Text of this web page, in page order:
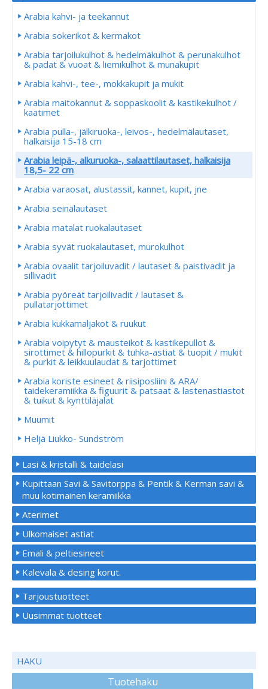
Arabia kahvi- ja teekannut
Arabia sokerikot & kermakot
Arabia tarjoilukulhot & hedelmäkulhot & perunakulhot
& padat & vuoat & liemikulhot & munakupit
Arabia kahvi-, tee-, mokkakupit ja mukit
Arabia maitokannut & soppaskoolit & kastikekulhot /
kaatimet
Arabia pulla-, jälkiruoka-, leivos-, hedelmälautaset,
halkaisija 15-18 cm
Arabia leipä-, alkuruoka-, salaattilautaset, halkaisija
18,5- 22 cm
Arabia varaosat, alustassit, kannet, kupit, jne
Arabia seinälautaset
Arabia matalat ruokalautaset
Arabia syvät ruokalautaset, murokulhot
Arabia ovaalit tarjoiluvadit / lautaset & paistivadit ja
sillivadit
Arabia pyöreät tarjoilivadit / lautaset &
pullatarjottimet
Arabia kukkamaljakot & ruukut
Arabia voipytyt & mausteikot & kastikepullot &
sirottimet & hillopurkit & tuhka-astiat & tuopit / mukit
& purkit & leikkuulaudat & tarjottimet
Arabia koriste esineet & riisiposliini & ARA/
taidekeramiikka & figuurit & patsaat & lastenastiastot
& tuikut & kynttiläjalat
Muumit
Heljä Liukko- Sundström
Lasi & kristalli & taidelasi
Kupittaan Savi & Savitorppa & Pentik & Kerman savi &
muu kotimainen keramiikka
Aterimet
Ulkomaiset astiat
Emali & peltiesineet
Kalevala & desing korut.
Tarjoustuotteet
Uusimmat tuotteet
HAKU
Tuotehaku